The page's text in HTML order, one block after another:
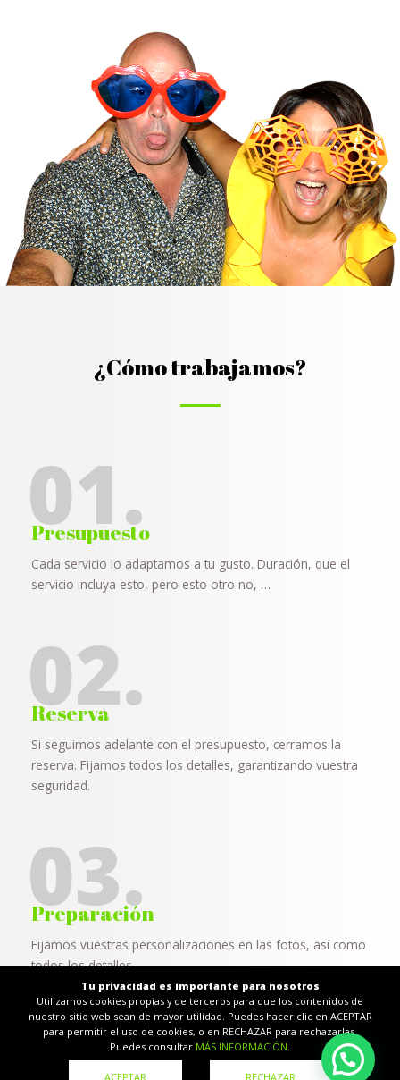
¿Cómo trabajamos?
01.
Presupuesto
Cada servicio lo adaptamos a tu gusto. Duración, que el
servicio incluya esto, pero esto otro no, …
02.
Reserva
Si seguimos adelante con el presupuesto, cerramos la
reserva. Fijamos todos los detalles, garantizando vuestra
seguridad.
03.
Preparación
Fijamos vuestras personalizaciones en las fotos, así como
todos los detalles.
04.
Tu privacidad es importante para nosotros
Utilizamos cookies propias y de terceros para que los contenidos de
nuestro sitio web sean de mayor utilidad. Puedes hacer clic en ACEPTAR
para permitir el uso de cookies, o en RECHAZAR para rechazarlas.
Puedes consultar MÁS INFORMACIÓN.
ACEPTAR RECHAZAR